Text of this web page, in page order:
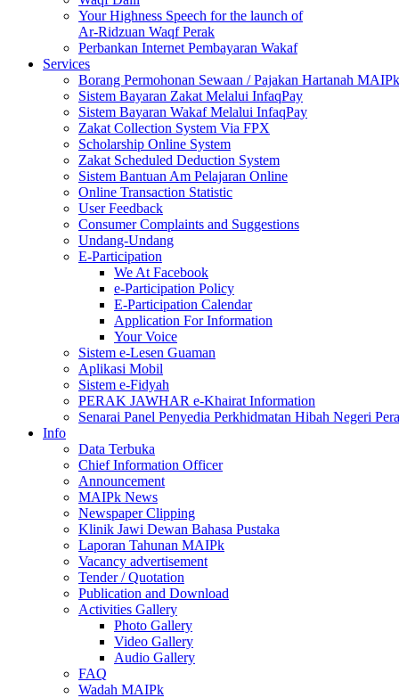
Your Highness Speech for the launch of
Ar-Ridzuan Waqf Perak
Perbankan Internet Pembayaran Wakaf
Services
Borang Permohonan Sewaan / Pajakan Hartanah MAIPk
Sistem Bayaran Zakat Melalui InfaqPay
Sistem Bayaran Wakaf Melalui InfaqPay
Zakat Collection System Via FPX
Scholarship Online System
Zakat Scheduled Deduction System
Sistem Bantuan Am Pelajaran Online
Online Transaction Statistic
User Feedback
Consumer Complaints and Suggestions
Undang-Undang
E-Participation
We At Facebook
e-Participation Policy
E-Participation Calendar
Application For Information
Your Voice
Sistem e-Lesen Guaman
Aplikasi Mobil
Sistem e-Fidyah
PERAK JAWHAR e-Khairat Information
Senarai Panel Penyedia Perkhidmatan Hibah Negeri
Info
Data Terbuka
Chief Information Officer
Announcement
MAIPk News
Newspaper Clipping
Klinik Jawi Dewan Bahasa Pustaka
Laporan Tahunan MAIPk
Vacancy advertisement
Tender / Quotation
Publication and Download
Activities Gallery
Photo Gallery
Video Gallery
Audio Gallery
FAQ
Wadah MAIPk